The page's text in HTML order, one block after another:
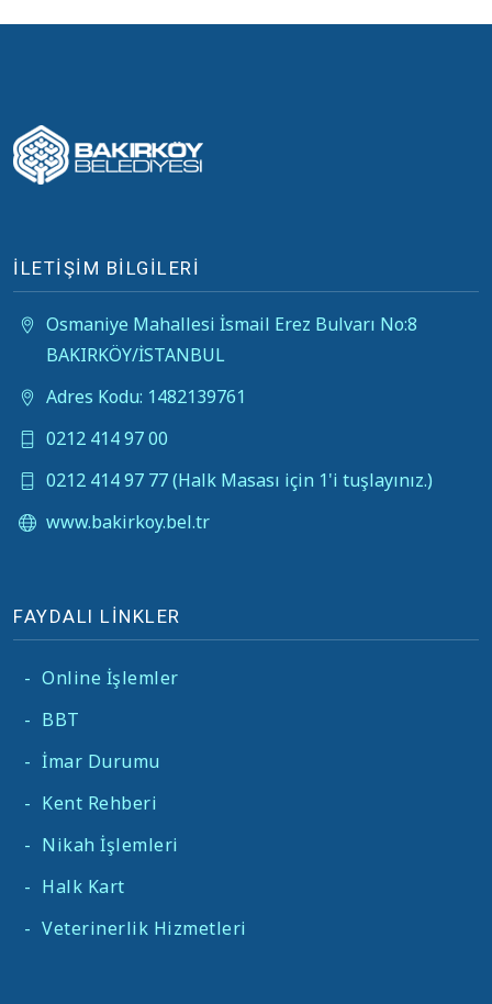
İLETİŞİM BİLGİLERİ
Osmaniye Mahallesi İsmail Erez Bulvarı No:8
BAKIRKÖY/İSTANBUL
Adres Kodu: 1482139761
0212 414 97 00
0212 414 97 77 (Halk Masası için 1'i tuşlayınız.)
www.bakirkoy.bel.tr
FAYDALI LİNKLER
- Online İşlemler
- BBT
- İmar Durumu
- Kent Rehberi
- Nikah İşlemleri
- Halk Kart
- Veterinerlik Hizmetleri